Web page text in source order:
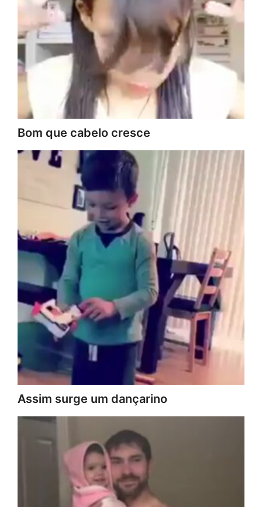
Bom que cabelo cresce
Assim surge um dançarino